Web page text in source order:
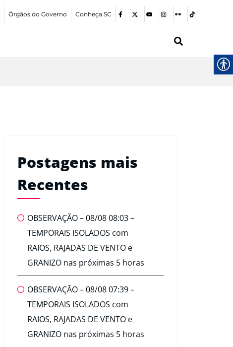
Órgãos do Governo Conheça SC
Postagens mais
Recentes
OBSERVAÇÃO – 08/08 08:03 –
TEMPORAIS ISOLADOS com
RAIOS, RAJADAS DE VENTO e
GRANIZO nas próximas 5 horas
OBSERVAÇÃO – 08/08 07:39 –
TEMPORAIS ISOLADOS com
RAIOS, RAJADAS DE VENTO e
GRANIZO nas próximas 5 horas